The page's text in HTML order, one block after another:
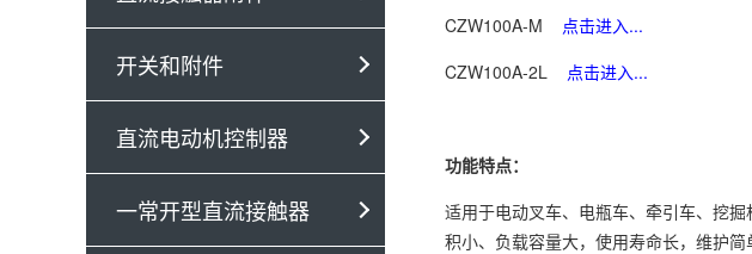
开关和附件
直流电动机控制器
一常开型直流接触器
CZW100A-M 点击进入...
CZW100A-2L 点击进入...
功能特点：
适用于电动叉车、电瓶车、牵引车、挖
积小、负载容量大，使用寿命长，维护